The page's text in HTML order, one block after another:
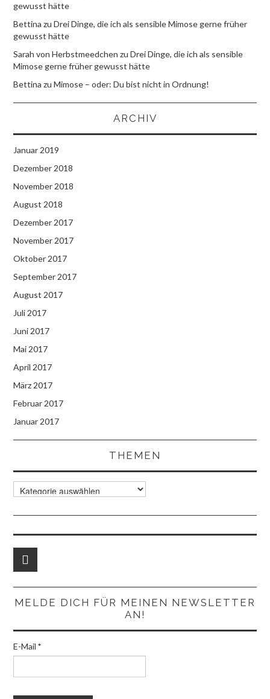
gewusst hätte
Bettina zuDrei Dinge, die ich als sensible Mimose gerne früher
gewusst hätte
Sarah von Herbstmeedchen zuDrei Dinge, die ich als sensible
Mimose gerne früher gewusst hätte
Bettina zuMimose – oder: Du bist nicht in Ordnung!
ARCHIV
Januar 2019
Dezember 2018
November 2018
August 2018
Dezember 2017
November 2017
Oktober 2017
September 2017
August 2017
Juli 2017
Juni 2017
Mai 2017
April 2017
März 2017
Februar 2017
Januar 2017
THEMEN
Themen
MELDE DICH FÜR MEINEN NEWSLETTER
AN!
E-Mail*